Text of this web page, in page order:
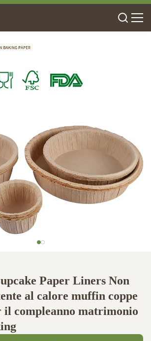
Paper Liners Non
al calore muffin coppe
il compleanno matrimonio